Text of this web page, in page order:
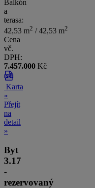
Balkón
a
terasa:
42,53 m2 / 42,53 m2
Cena
vč.
DPH:
7.457.000 Kč
Karta
»
Přejít
na
detail
»
Byt
3.17
-
rezervovaný